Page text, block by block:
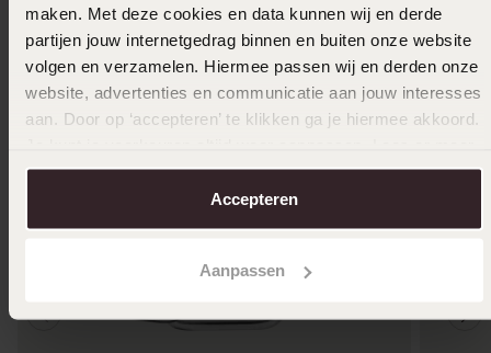
maken. Met deze cookies en data kunnen wij en derde
partijen jouw internetgedrag binnen en buiten onze website
volgen en verzamelen. Hiermee passen wij en derden onze
website, advertenties en communicatie aan jouw interesses
aan. Door op ‘accepteren’ te klikken ga je hiermee akkoord.
over in onscookiebeleid.
Accepteren
Aanpassen